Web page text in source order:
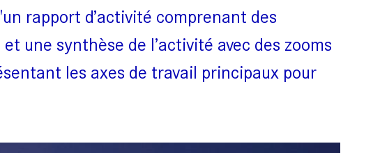
rapport d’activité comprenant des
une synthèse de l’activité avec des zooms
les axes de travail principaux pour